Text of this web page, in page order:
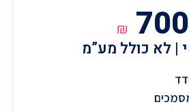
700
₪
| לא כולל מע”מ